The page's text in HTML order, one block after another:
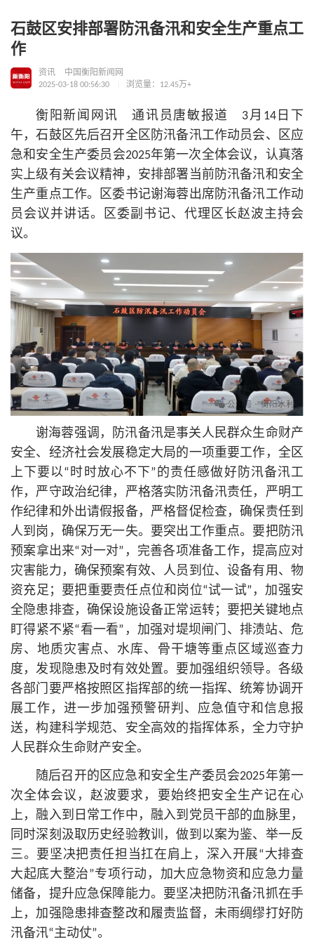
石鼓区安排部署防汛备汛和安全生产重点工
作
资讯
中国衡阳新闻网
2025-03-18 00:56:30
浏览量：12.45万+
衡阳新闻网讯 通讯员唐敏报道 3月14日下
午，石鼓区先后召开全区防汛备汛工作动员会、区应
急和安全生产委员会2025年第一次全体会议，认真落
实上级有关会议精神，安排部署当前防汛备汛和安全
生产重点工作。区委书记谢海蓉出席防汛备汛工作动
员会议并讲话。区委副 书记、代理区长赵波主持会
议。
谢海蓉强调，防汛备汛是事关人民群众生命财产
安全、经济社会发展稳定大局的一项重要工作，全区
上下要以“时时放心不下”的责任感做好防汛备汛工
作，严守政治纪律，严格落实防汛备汛责任，严明工
作纪律和外出请假报备，严格督促检查，确保责任到
人到岗，确保万无一失。要突出工作重点。要把防汛
预案拿出来“对一对”，完善各项准备工作，提高应对
灾害能力，确保预案有效、人员到位、设备有用、物
资充足；要把重要责任点位和岗位“试一试”，加强安
全隐患排查，确保设施设备正常运转；要把关键地点
盯得紧不紧“看一看”，加强对堤坝闸门、排渍站、危
房、地质灾害点、水库、骨干塘等重点区域巡查力
度，发现隐患及时有效处置。要加强组织领导。各级
各部门要严格按照区指挥部的统一指挥、统筹协调开
展工作，进一步加强预警研判、应急值守和信息报
送，构建科学规范、安全高效的指挥体系，全力守护
人民群众生命财产安全。
随后召开的区应急和安全生产委员会2025年第一
次全体会议，赵波要求，要始终把安全生产记在心
上，融入到日常工作中，融入到党员干部的血脉里，
同时深刻汲取历史经验教训，做到以案为鉴、举一反
三。要坚决把责任担当扛在肩上， 深入开展“大排查
大起底大整治”专项行动，加大应急物资和应急力量
储备，提升应急保障能力。要坚决把防汛备汛抓在手
上，加强隐患排查整改和履责监督，未雨绸缪打好防
汛备汛“主动仗”。